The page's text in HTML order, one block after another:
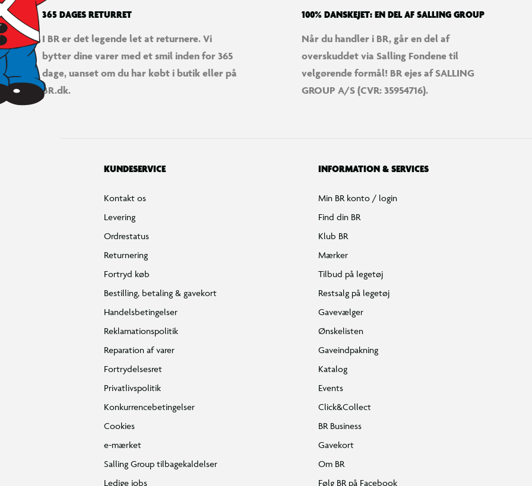
365 DAGES RETURRET
I BR er det legende let at returnere. Vi
bytter dine varer med et smil inden for 365
dage, uanset om du har købt i butik eller på
BR.dk.
100% DANSKEJET: EN DEL AF SALLING GROUP
Når du handler i BR, går en del af
overskuddet via Salling Fondene til
velgørende formål! BR ejes af SALLING
GROUP A/S (CVR: 35954716).
KUNDESERVICE
Kontakt os
Levering
Ordrestatus
Returnering
Fortryd køb
Bestilling, betaling & gavekort
Handelsbetingelser
Reklamationspolitik
Reparation af varer
Fortrydelsesret
Privatlivspolitik
Konkurrencebetingelser
Cookies
e-mærket
Salling Group tilbagekaldelser
Ledige jobs
INFORMATION & SERVICES
Min BR konto / login
Find din BR
Klub BR
Mærker
Tilbud på legetøj
Restsalg på legetøj
Gavevælger
Ønskelisten
Gaveindpakning
Katalog
Events
Click&Collect
BR Business
Gavekort
Om BR
Følg BR på Facebook